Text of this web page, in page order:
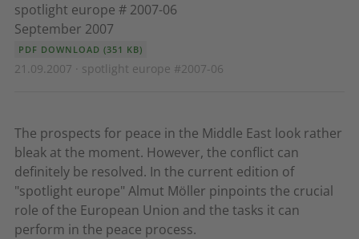
spotlight europe # 2007-06
September 2007
PDF DOWNLOAD (351 KB)
21.09.2007 · spotlight europe #2007-06
The prospects for peace in the Middle East look rather
bleak at the moment. However, the conflict can
definitely be resolved. In the current edition of
"spotlight europe" Almut Möller pinpoints the crucial
role of the European Union and the tasks it can
perform in the peace process.